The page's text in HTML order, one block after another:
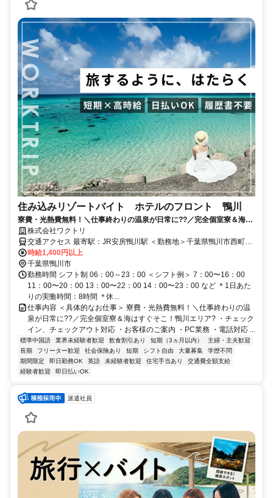
住み込みリゾートバイト ホテルのフロント 鴨川
寮費・光熱費無料！＼仕事終わりの温泉が日常に??／完全個室寮＆海は
すぐそこ！鴨川エリア?
株式会社ワクトリ
交通アクセス 最寄駅：JR安房鴨川駅 ＜勤務地＞千葉県鴨川市西町
1137★寮完備・赴任交通費支給！ 【東京方面より】 JR特急わかしお
で東京駅 ⇒ 安房鴨川駅（約2時間） 安房鴨川駅より日東交通バス
（亀田病院・仁右衛門島方面行き）で約5分 ⇒ 「鴨川シーワールド」
バス停下車 徒歩約6分 ※ご自宅からの通勤も相談OK！住み込みを希
望されない場合もお気軽にご相談ください。
時給1,400円以上
千葉県鴨川市
勤務時間 シフト制 06：00～23：00 ＜シフト例＞ 7：00〜16：00
11：00〜20：00 13：00〜22：00 14：00〜23：00 など ＊1日あた
りの実働時間：8時間 ＊休...
仕事内容 ＜具体的なお仕事＞ 寮費・光熱費無料！＼仕事終わりの温
泉が日常に??／完全個室寮＆海はすぐそこ！鴨川エリア? ・チェック
イン、チェックアウト対応 ・お客様のご案内 ・PC業務 ・電話対応 ...
標準中国語 業界未経験者歓迎 飲食割引あり 短期（3ヵ月以内）
主婦・主夫歓迎
長期
フリーター歓迎 社会保険あり 短期 シフト自由 大量募集
学歴不問
期間限定
即日勤務OK 英語 未経験者歓迎 住宅手当あり
交通費全額支給
経験者歓迎
即日払いOK
派遣社員